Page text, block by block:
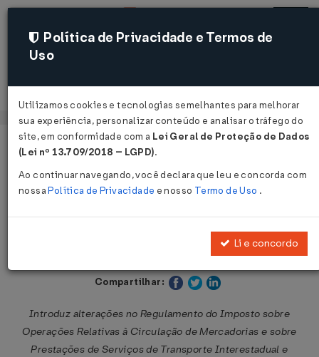
Acessar
Página Inicial Legislações
Decreto nº 53.916 de 29/12/2008
Publicado no DOE - SP em 30 dez 2008
Compartilhar:
Introduz alterações no Regulamento do Imposto sobre
Operações Relativas à Circulação de Mercadorias e sobre
Prestações de Serviços de Transporte Interestadual e
Política de Privacidade e Termos de
Uso
Utilizamos cookies e tecnologias semelhantes para melhorar
sua experiência, personalizar conteúdo e analisar o tráfego do
site, em conformidade com a Lei Geral de Proteção de Dados
(Lei nº 13.709/2018 – LGPD).
Ao continuar navegando, você declara que leu e concorda com
nossaPolítica de Privacidade e nosso Termo de Uso .
Li e concordo